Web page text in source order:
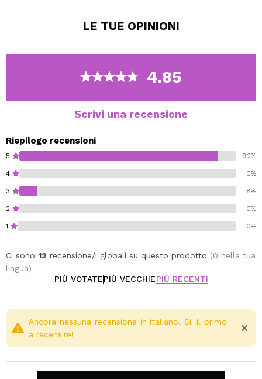
olio, siero o crema preferito. Passare delicatamente il
Attenzione: interrompere l'uso del rullo in caso di
arrossamento o irritazione della pelle. Per uso esterno.
LE TUE OPINIONI
4.85
Scrivi una recensione
Riepilogo recensioni
5 92%
4 0%
3 8%
2 0%
1 0%
Ci sono 12 recensione/i globali su questo prodotto (0 nella tua
lingua)
PIÙ VOTATEPIÙ VECCHIEPIÙ RECENTI
Ancora nessuna recensione in italiano. Sii il primo
a recensire!